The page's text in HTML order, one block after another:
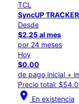
TCL
SyncUP
Desde
$2.25 al mes
por 24 meses
Hoy
$0.00
de pago inicial +
Precio total:
location_on En existencia